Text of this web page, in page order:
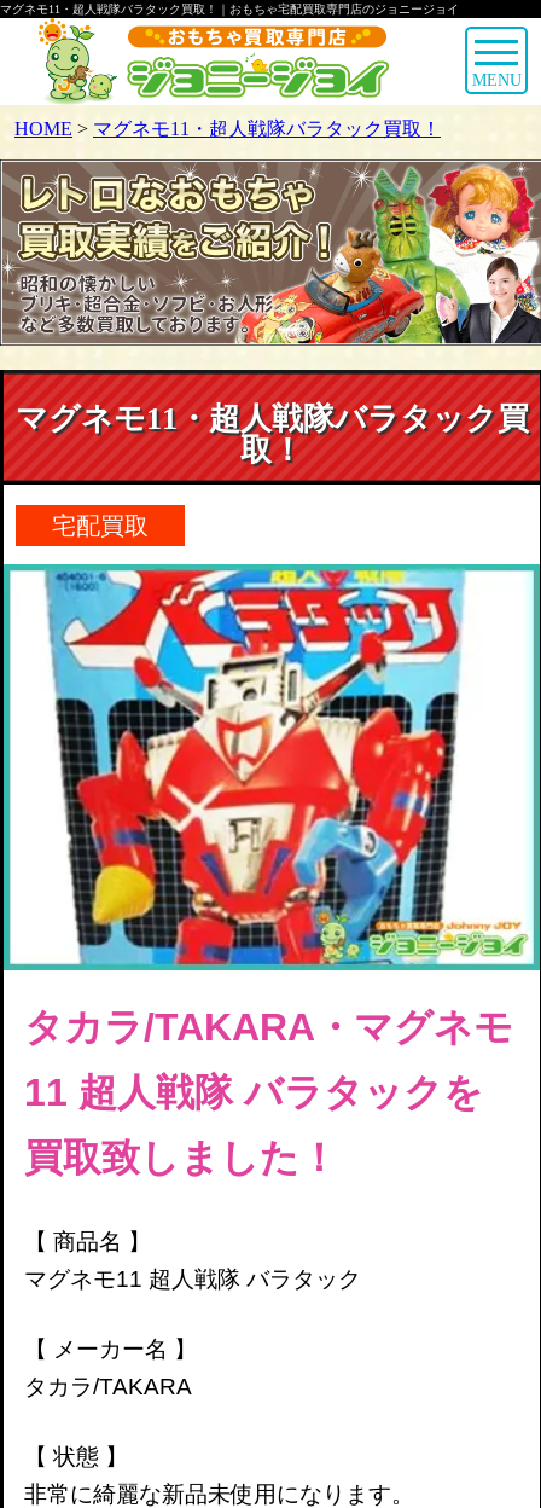
マグネモ11・超人戦隊バラタック買取！｜おもちゃ宅配買取専門店のジョニージョイ
MENU
HOME > マグネモ11・超人戦隊バラタック買取！
マグネモ11・超人戦隊バラタック買
取！
宅配買取
タカラ/TAKARA・ マグネモ
11 超人戦隊 バラタック を
買取致しました！
【 商品名 】
マグネモ11 超人戦隊 バラタック
【 メーカー名 】
タカラ/TAKARA
【 状態 】
非常に綺麗な新品未使用になります。